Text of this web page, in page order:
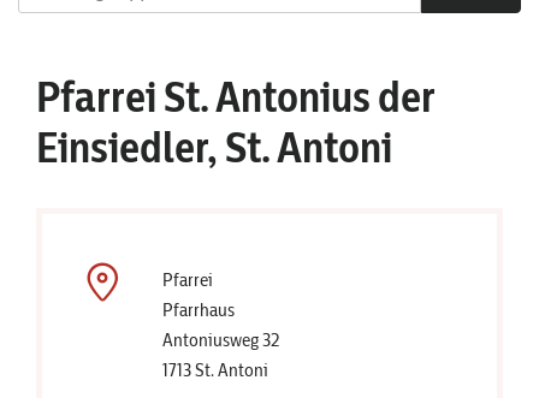
Pfarrei St. Antonius der
Einsiedler, St. Antoni
Pfarrei
Pfarrhaus
Antoniusweg 32
1713 St. Antoni